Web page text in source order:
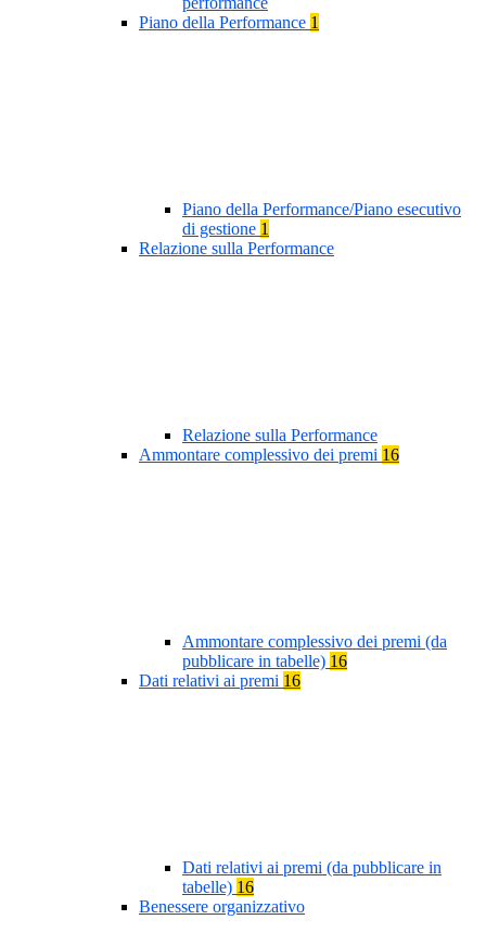
Piano della Performance 1
Piano della Performance/Piano esecutivo
di gestione 1
Relazione sulla Performance
Relazione sulla Performance
Ammontare complessivo dei premi 16
Ammontare complessivo dei premi (da
pubblicare in tabelle) 16
Dati relativi ai premi 16
Dati relativi ai premi (da pubblicare in
tabelle) 16
Benessere organizzativo